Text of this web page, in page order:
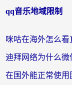
qq音乐地域限制